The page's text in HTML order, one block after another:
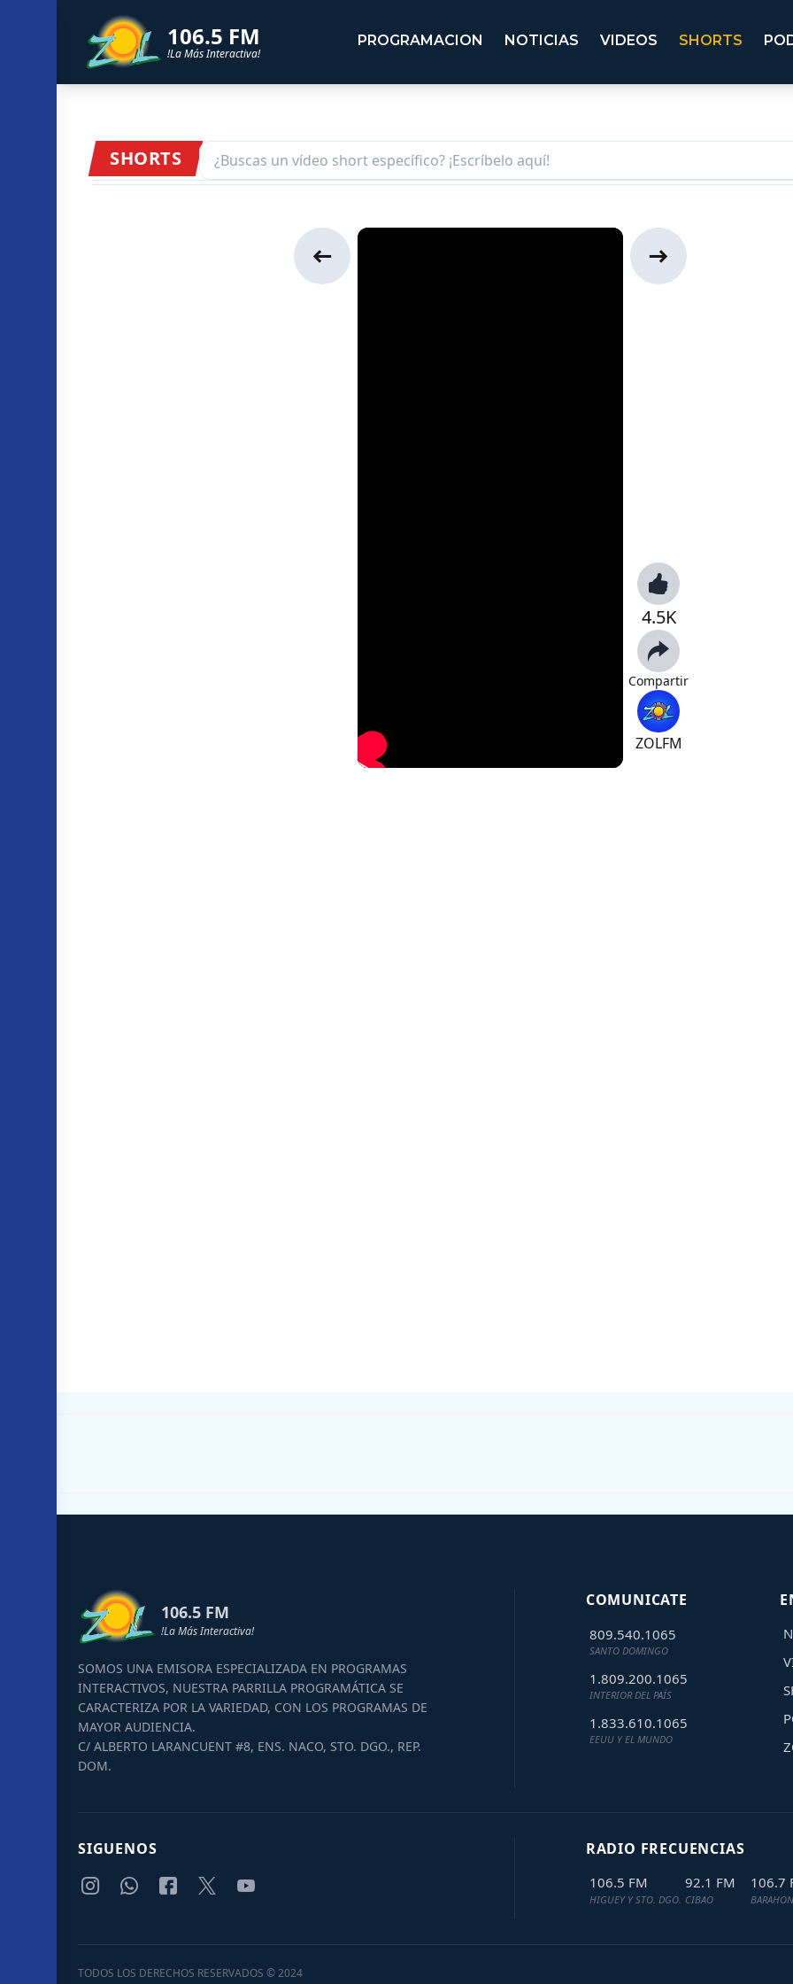
106.5 FM
!La Más Interactiva!
PROGRAMACION NOTICIAS VIDEOS SHORTS
SHORTS
4.5K
Compartir
ZOLFM
106.5 FM
!La Más Interactiva!
SOMOS UNA EMISORA ESPECIALIZADA EN PROGRAMAS
INTERACTIVOS, NUESTRA PARRILLA PROGRAMÁTICA SE
CARACTERIZA POR LA VARIEDAD, CON LOS PROGRAMAS DE
MAYOR AUDIENCIA.
C/ ALBERTO LARANCUENT #8, ENS. NACO, STO. DGO., REP.
DOM.
COMUNICATE
809.540.1065
SANTO DOMINGO
1.809.200.1065
INTERIOR DEL PAÍS
1.833.610.1065
EEUU Y EL MUNDO
SIGUENOS RADIO FRECUENCIAS
106.5 FM
HIGUEY Y STO. DGO.
92.1 FM
CIBAO
106.7
TODOS LOS DERECHOS RESERVADOS © 2024